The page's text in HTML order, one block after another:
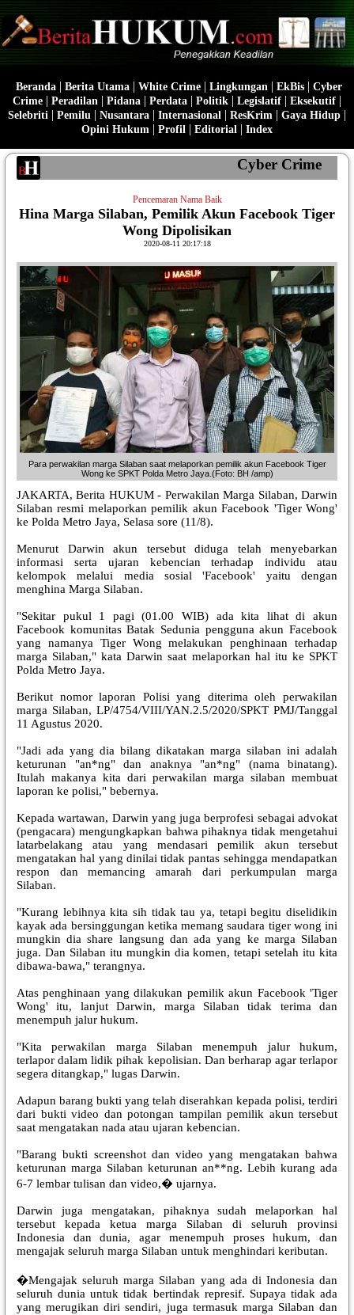
Beranda| Berita Utama| White Crime| Lingkungan | EkBis| Cyber
Crime | Peradilan | Pidana | Perdata | Politik | Legislatif | Eksekutif |
Selebriti | Pemilu | Nusantara | Internasional | ResKrim | Gaya Hidup |
Opini Hukum | Profil | Editorial | Index
Cyber Crime
Pencemaran Nama Baik
Hina Marga Silaban, Pemilik Akun Facebook Tiger
Wong Dipolisikan
2020-08-11 20:17:18
Para perwakilan marga Silaban saat melaporkan pemilik akun Facebook Tiger
Wong ke SPKT Polda Metro Jaya.(Foto: BH /amp)
JAKARTA, Berita HUKUM - Perwakilan Marga Silaban, Darwin
Silaban resmi melaporkan pemilik akun Facebook 'Tiger Wong'
ke Polda Metro Jaya, Selasa sore (11/8).
Menurut Darwin akun tersebut diduga telah menyebarkan
informasi serta ujaran kebencian terhadap individu atau
kelompok melalui media sosial 'Facebook' yaitu dengan
menghina Marga Silaban.
"Sekitar pukul 1 pagi (01.00 WIB) ada kita lihat di akun
Facebook komunitas Batak Sedunia pengguna akun Facebook
yang namanya Tiger Wong melakukan penghinaan terhadap
marga Silaban," kata Darwin saat melaporkan hal itu ke SPKT
Polda Metro Jaya.
Berikut nomor laporan Polisi yang diterima oleh perwakilan
marga Silaban, LP/4754/VIII/YAN.2.5/2020/SPKT PMJ/Tanggal
11 Agustus 2020.
"Jadi ada yang dia bilang dikatakan marga silaban ini adalah
keturunan "an*ng" dan anaknya "an*ng" (nama binatang).
Itulah makanya kita dari perwakilan marga silaban membuat
laporan ke polisi," bebernya.
Kepada wartawan, Darwin yang juga berprofesi sebagai advokat
(pengacara) mengungkapkan bahwa pihaknya tidak mengetahui
latarbelakang atau yang mendasari pemilik akun tersebut
mengatakan hal yang dinilai tidak pantas sehingga mendapatkan
respon dan memancing amarah dari perkumpulan marga
Silaban.
"Kurang lebihnya kita sih tidak tau ya, tetapi begitu diselidikin
kayak ada bersinggungan ketika memang saudara tiger wong ini
mungkin dia share langsung dan ada yang ke marga Silaban
juga. Dan Silaban itu mungkin dia komen, tetapi setelah itu kita
dibawa-bawa," terangnya.
Atas penghinaan yang dilakukan pemilik akun Facebook 'Tiger
Wong' itu, lanjut Darwin, marga Silaban tidak terima dan
menempuh jalur hukum.
"Kita perwakilan marga Silaban menempuh jalur hukum,
terlapor dalam lidik pihak kepolisian. Dan berharap agar terlapor
segera ditangkap," lugas Darwin.
Adapun barang bukti yang telah diserahkan kepada polisi, terdiri
dari bukti video dan potongan tampilan pemilik akun tersebut
saat mengatakan nada atau ujaran kebencian.
"Barang bukti screenshot dan video yang mengatakan bahwa
keturunan marga Silaban keturunan an**ng. Lebih kurang ada
6-7 lembar tulisan dan video,� ujarnya.
Darwin juga mengatakan, pihaknya sudah melaporkan hal
tersebut kepada ketua marga Silaban di seluruh provinsi
Indonesia dan dunia, agar menempuh proses hukum, dan
mengajak seluruh marga Silaban untuk menghindari keributan.
�Mengajak seluruh marga Silaban yang ada di Indonesia dan
seluruh dunia untuk tidak bertindak represif. Supaya tidak ada
yang merugikan diri sendiri, juga termasuk marga Silaban dan